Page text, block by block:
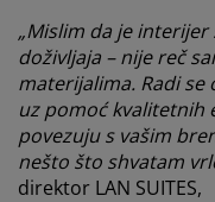
„Mislim da je
doživljaja – nije reč
materijalima. Radi
uz pomoć kvalitetnih
povezuju s vašim
nešto što shvatam
direktor LAN SUITES,